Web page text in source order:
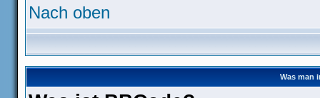
Nach oben
Was man